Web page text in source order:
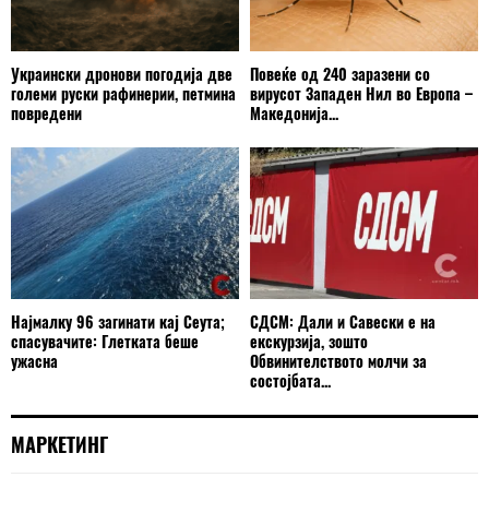
Украински дронови погодија две
големи руски рафинерии, петмина
повредени
Повеќе од 240 заразени со
вирусот Западен Нил во Европа –
Македонија...
Најмалку 96 загинати кај Сеута;
спасувачите: Глетката беше
ужасна
СДСМ: Дали и Савески е на
екскурзија, зошто
Обвинителството молчи за
состојбата...
МАРКЕТИНГ